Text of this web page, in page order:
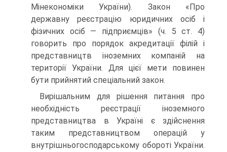
Мінекономіки України). Закон «Про
державну реєстрацію юридичних осіб і
фізичних осіб — підприємців» (ч. 5 ст. 4)
говорить про порядок акредитації філій і
представництв іноземних компа­ній на
території України. Для цієї мети повинен
бути прийнятий спеціальний закон.
Вирішальним для рішення питання про
необхідність реєстрації іноземного
представництва в Україні є здійснення
таким представ­ництвом операцій у
внутрішньогосподарському обороті України.